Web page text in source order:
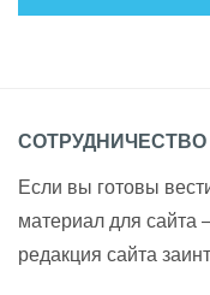
СОТРУДНИЧЕСТВО
Если вы готовы
материал для сайта
редакция сайта